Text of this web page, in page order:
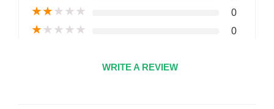
★★★★★ 0
★★★★★ 0
WRITE A REVIEW